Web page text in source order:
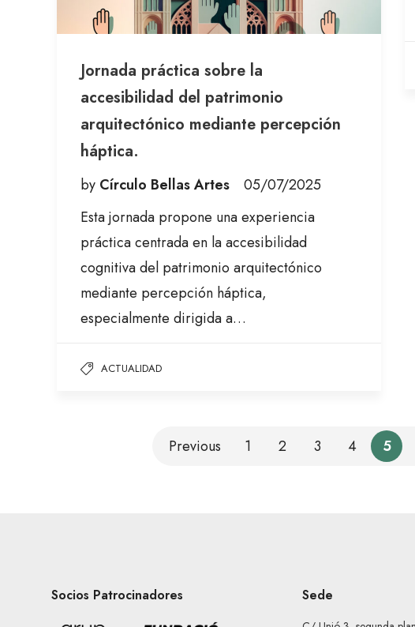
Jornada práctica sobre la
accesibilidad del patrimonio
arquitectónico mediante percepción
háptica.
by Círculo Bellas Artes
05/07/2025
Esta jornada propone una experiencia
práctica centrada en la accesibilidad
cognitiva del patrimonio arquitectónico
mediante percepción háptica,
especialmente dirigida a…
ACTUALIDAD
Previous 1 2 3 4 5
Socios Patrocinadores Sede